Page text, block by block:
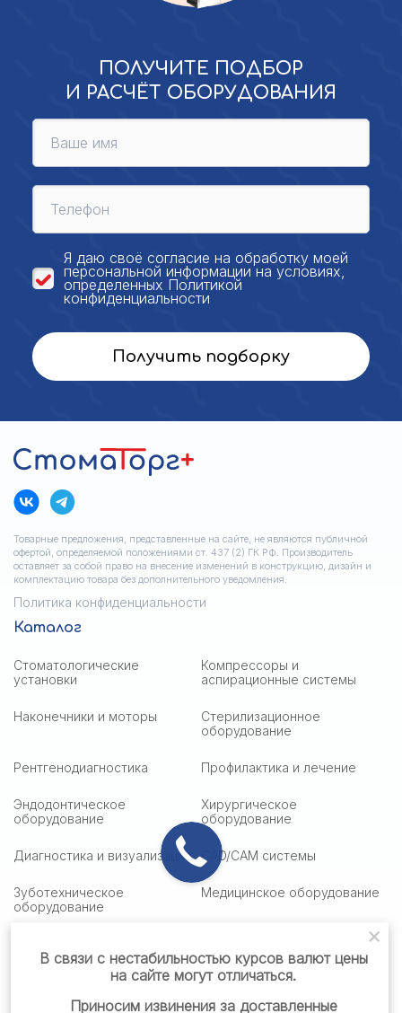
ПОЛУЧИТЕ ПОДБОР
И РАСЧЁТ ОБОРУДОВАНИЯ
Я даю своё согласие на обработку моей
персональной информации на условиях,
определенных Политикой
конфиденциальности
Получить подборку
Товарные предложения, представленные на сайте, не являются публичной
офертой, определяемой положениями ст. 437 (2) ГК РФ. Производитель
оставляет за собой право на внесение изменений в конструкцию, дизайн и
комплектацию товара без дополнительного уведомления.
Политика конфиденциальности
Каталог
Стоматологические
установки
Компрессоры и
аспирационные системы
Наконечники и моторы
Стерилизационное
оборудование
Рентгенодиагностика Профилактика и лечение
Эндодонтическое
оборудование
Хирургическое
оборудование
Диагностика и визуализация CAD/CAM системы
Зуботехническое
оборудование
Медицинское оборудование
Стоматологическая мебель
Стоматологические
В связи с нестабильностью курсов валют цены
на сайте могут отличаться.
Приносим извинения за доставленные